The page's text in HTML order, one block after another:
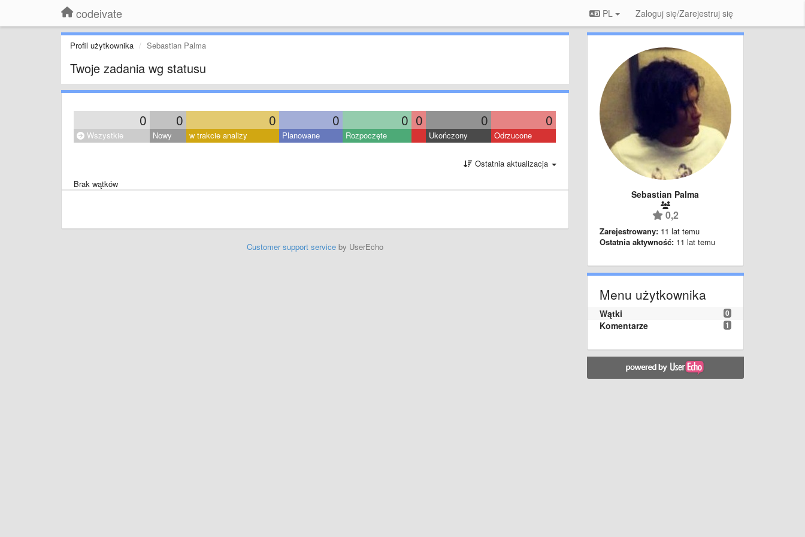
codeivate PL Zaloguj się/Zarejestruj się
Profil użytkownika Sebastian Palma
Twoje zadania wg statusu
0 0 0 0 0 0 0 0
Wszystkie Nowy w trakcie analizy Planowane Rozpoczęte Ukończony Odrzucone
Ostatnia aktualizacja
Brak wątków
Customer support serviceby UserEcho
Sebastian Palma
0,2
Zarejestrowany: 11 lat temu
Ostatnia aktywność: 11 lat temu
Menu użytkownika
0
Wątki
1
Komentarze